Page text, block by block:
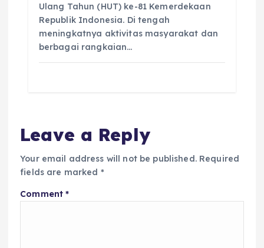
Ulang Tahun (HUT) ke-81 Kemerdekaan
Republik Indonesia. Di tengah
meningkatnya aktivitas masyarakat dan
berbagai rangkaian…
Leave a Reply
Your email address will not be published. Required
fields are marked *
Comment*